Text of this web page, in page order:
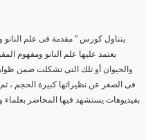
يتناول كورس " مقدمة فى علم النانو
يعتمد عليها علم النانو ومفهوم
والحيوان أو تلك التى تشكلت ضمن ظواهر
فى الصغر عن نظيراتها كبيرة الحجم ،
بفيديوهات يستشهد فيها المحاضر